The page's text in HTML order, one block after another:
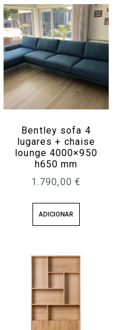
Bentley sofa 4
lugares + chaise
lounge 4000×950
h650 mm
1.790,00 €
ADICIONAR